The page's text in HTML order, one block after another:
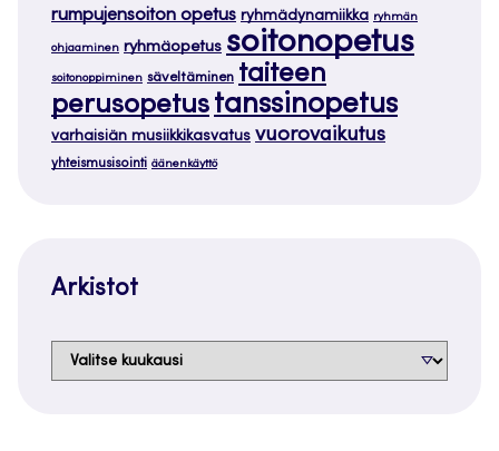
rumpujensoiton opetus ryhmädynamiikka ryhmän
ohjaaminen ryhmäopetus soitonopetus
soitonoppiminen säveltäminen taiteen
perusopetus tanssinopetus
varhaisiän musiikkikasvatus vuorovaikutus
yhteismusisointi äänenkäyttö
Arkistot
Arkistot